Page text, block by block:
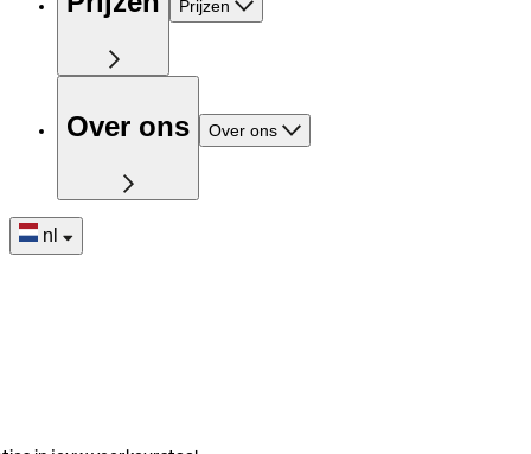
Prijzen
Over ons Over ons
nl